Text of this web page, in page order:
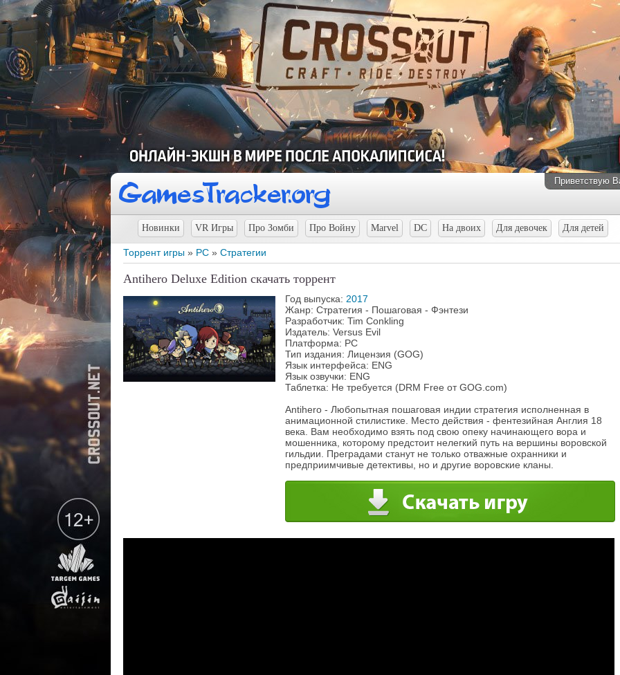
Приветствую
Новинки VR Игры Про Зомби Про Войну Marvel DC На двоих Для девочек Для детей
Торрент игры » PC » Стратегии
Antihero Deluxe Edition скачать торрент
Год выпуска: 2017
Жанр: Стратегия - Пошаговая - Фэнтези
Разработчик: Tim Conkling
Издатель: Versus Evil
Платформа: PC
Тип издания: Лицензия (GOG)
Язык интерфейса: ENG
Язык озвучки: ENG
Таблeтка: Не требуется (DRM Free от GOG.com)
Antihero - Любопытная пошаговая индии стратегия исполненная в
анимационной стилистике. Место действия - фентезийная Англия 18
века. Вам необходимо взять под свою опеку начинающего вора и
мошенника, которому предстоит нелегкий путь на вершины воровской
гильдии. Преградами станут не только отважные охранники и
предприимчивые детективы, но и другие воровские кланы.